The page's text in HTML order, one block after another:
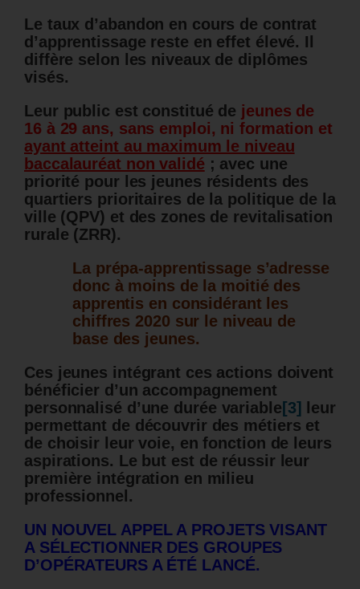
Le taux d’abandon en cours de contrat
d’apprentissage reste en effet élevé. Il
diffère selon les niveaux de diplômes
visés.
Leur public est constitué de jeunes de
16 à 29 ans, sans emploi, ni formation et
ayant atteint au maximum le niveau
baccalauréat non validé ; avec une
priorité pour
les jeunes résidents des
quartiers prioritaires de la politique de la
ville (QPV) et des zones de revitalisation
rurale (ZRR).
La prépa-apprentissage s’adresse
donc à moins de la moitié des
apprentis en considérant les
chiffres 2020 sur le niveau de
base des jeunes.
Ces jeunes intégrant ces actions doivent
bénéficier d’un accompagnement
personnalisé d’une durée variable [3]
leur
permettant de découvrir des métiers et
de choisir leur voie, en fonction de leurs
aspirations. Le but est de réussir leur
première intégration en milieu
professionnel.
UN NOUVEL APPEL A PROJETS VISANT
A SÉLECTIONNER DES GROUPES
D’OPÉRATEURS A ÉTÉ LANCÉ.